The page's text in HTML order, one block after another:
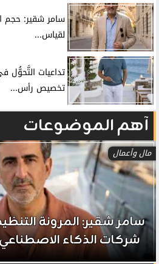
سامر شقير: حجم
لقياس...
تداعيات التَّحوُّل
تخصيص رأس...
آهم الموضوعات
مال وأعمال
سامر شقير: المرونة
شركات الذكاء